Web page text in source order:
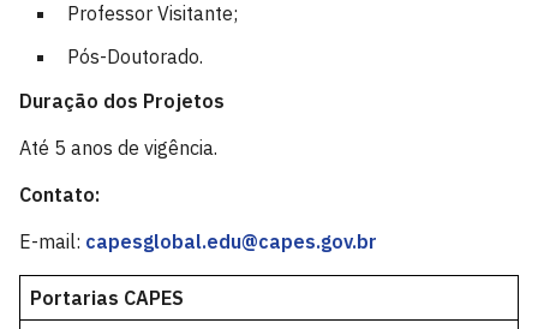
Professor Visitante;
Pós-Doutorado.
Duração dos Projetos
Até 5 anos de vigência.
Contato:
E-mail: capesglobal.edu@capes.gov.br
Portarias CAPES